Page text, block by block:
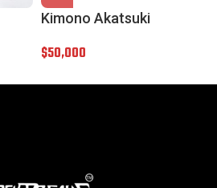
Kimono Akatsuki
$50,000